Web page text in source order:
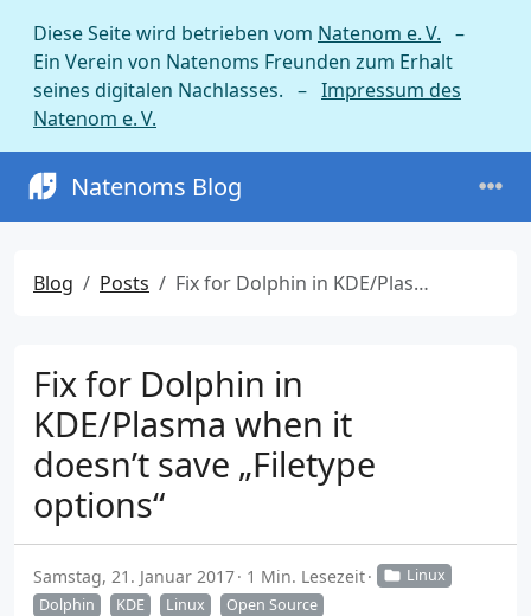
Diese Seite wird betrieben vom Natenom e. V. –
Ein Verein von Natenoms Freunden zum Erhalt
seines digitalen Nachlasses. – Impressum des
Natenom e. V.
Natenoms Blog
Blog Posts Fix for Dolphin in KDE/Plasma when it doesn’t save „Filetype options“
Fix for Dolphin in
KDE/Plasma when it
doesn’t save „Filetype
options“
Samstag, 21. Januar 2017 1 Min. Lesezeit
Linux
Dolphin
KDE Linux Open Source